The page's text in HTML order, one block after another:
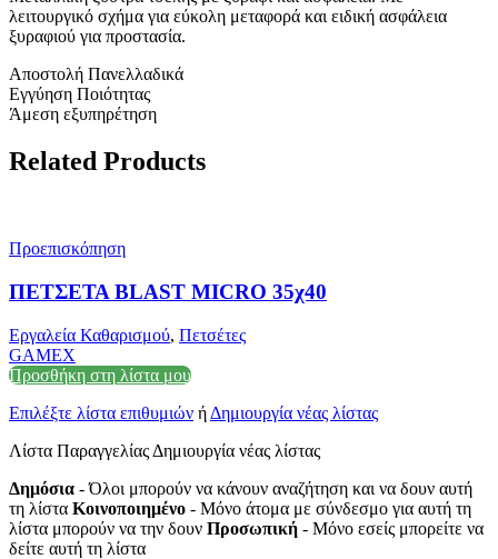
λειτουργικό σχήμα για εύκολη μεταφορά και ειδική ασφάλεια
ξυραφιού για προστασία.
Αποστολή Πανελλαδικά
Εγγύηση Ποιότητας
Άμεση εξυπηρέτηση
Related Products
Προεπισκόπηση
ΠΕΤΣΕΤΑ BLAST MICRO 35χ40
Εργαλεία Καθαρισμού, Πετσέτες
GAMEX
Προσθήκη στη λίστα μου
Επιλέξτε λίστα επιθυμιών ή Δημιουργία νέας λίστας
Λίστα Παραγγελίας Δημιουργία νέας λίστας
Δημόσια - Όλοι μπορούν να κάνουν αναζήτηση και να δουν αυτή
τη λίστα Κοινοποιημένο - Μόνο άτομα με σύνδεσμο για αυτή τη
λίστα μπορούν να την δουν Προσωπική - Μόνο εσείς μπορείτε να
δείτε αυτή τη λίστα